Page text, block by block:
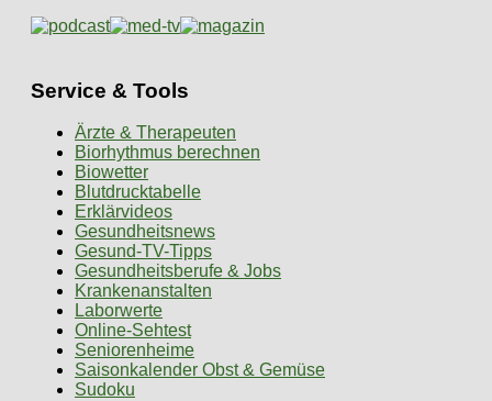
Service & Tools
Ärzte & Therapeuten
Biorhythmus berechnen
Biowetter
Blutdrucktabelle
Erklärvideos
Gesundheitsnews
Gesund-TV-Tipps
Gesundheitsberufe & Jobs
Krankenanstalten
Laborwerte
Online-Sehtest
Seniorenheime
Saisonkalender Obst & Gemüse
Sudoku